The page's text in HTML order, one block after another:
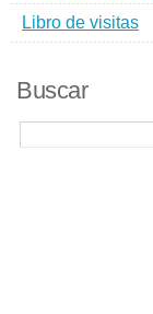
Libro de visitas
Buscar